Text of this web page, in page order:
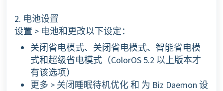
2. 电池设置
设置 > 电池和更改以下设定：
关闭省电模式、关闭省电模式、智能省电模
式和超级省电模式（ColorOS 5.2 以上版本才
有该选项）
更多 > 关闭睡眠待机优化 和 为 Biz Daemon 设